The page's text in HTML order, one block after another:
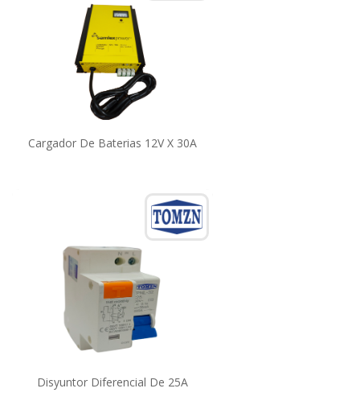
Cargador De Baterias 12V X 30A
Disyuntor Diferencial De 25A